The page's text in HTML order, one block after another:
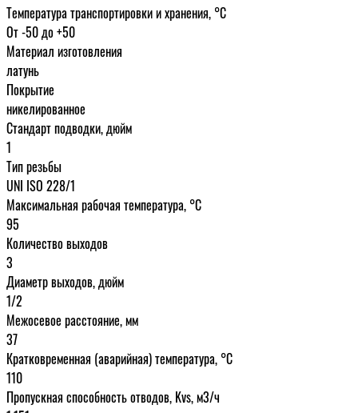
Температура транспортировки и хранения, °С
От -50 до +50
Материал изготовления
латунь
Покрытие
никелированное
Стандарт подводки, дюйм
1
Тип резьбы
UNI ISO 228/1
Максимальная рабочая температура, °С
95
Количество выходов
3
Диаметр выходов, дюйм
1/2
Межосевое расстояние, мм
37
Кратковременная (аварийная) температура, °С
110
Пропускная способность отводов, Kvs, м3/ч